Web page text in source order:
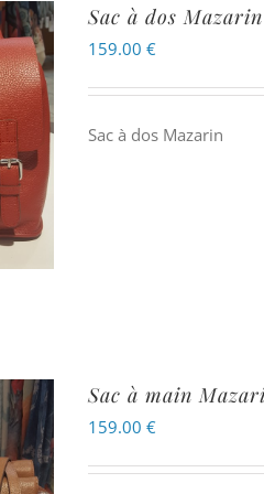
Sac à dos Mazarin
159.00€
Sac à dos Mazarin
Sac à main
159.00€